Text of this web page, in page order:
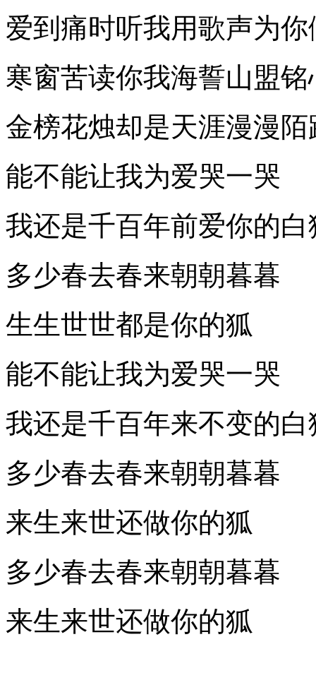
爱到痛时听我用歌声为你
寒窗苦读你我海誓山盟铭
金榜花烛却是天涯漫漫陌
能不能让我为爱哭一哭
我还是千百年前爱你的白
多少春去春来朝朝暮暮
生生世世都是你的狐
能不能让我为爱哭一哭
我还是千百年来不变的白
多少春去春来朝朝暮暮
来生来世还做你的狐
多少春去春来朝朝暮暮
来生来世还做你的狐